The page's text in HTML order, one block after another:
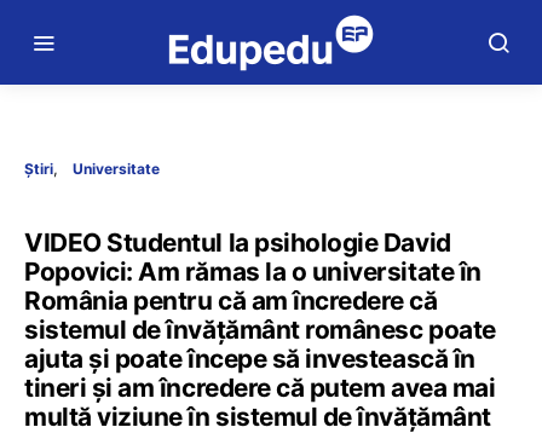
Știri Universitate
VIDEO Studentul la psihologie David
Popovici: Am rămas la o universitate în
România pentru că am încredere că
sistemul de învățământ românesc poate
ajuta și poate începe să investească în
tineri și am încredere că putem avea mai
multă viziune în sistemul de învățământ